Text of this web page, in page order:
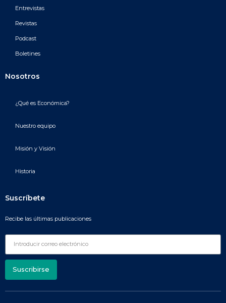
Entrevistas
Revistas
Podcast
Boletines
Nosotros
¿Qué es Económica?
Nuestro equipo
Misión y Visión
Historia
Suscríbete
Recibe las últimas publicaciones
Suscribirse